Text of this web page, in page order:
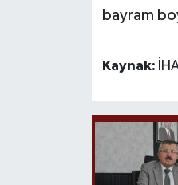
bayram
Kaynak: